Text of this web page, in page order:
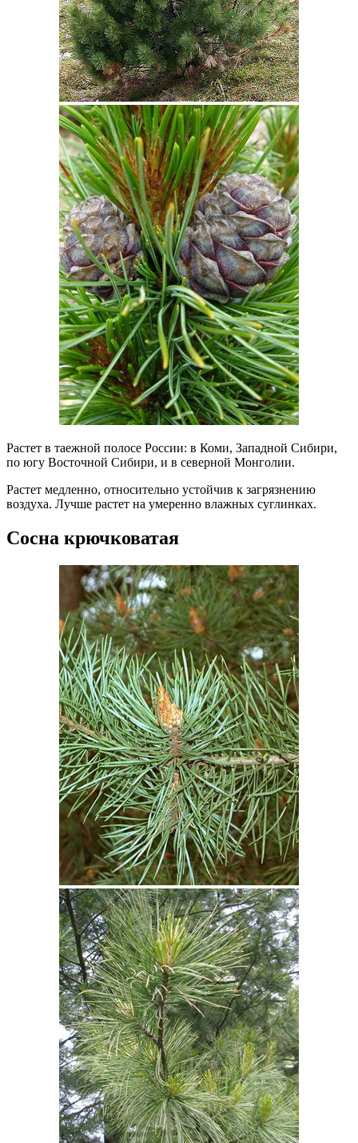
Растет в таежной полосе России: в Коми, Западной Сибири,
по югу Восточной Сибири, и в северной Монголии.
Растет медленно, относительно устойчив к загрязнению
воздуха. Лучше растет на умеренно влажных суглинках.
Сосна крючковатая